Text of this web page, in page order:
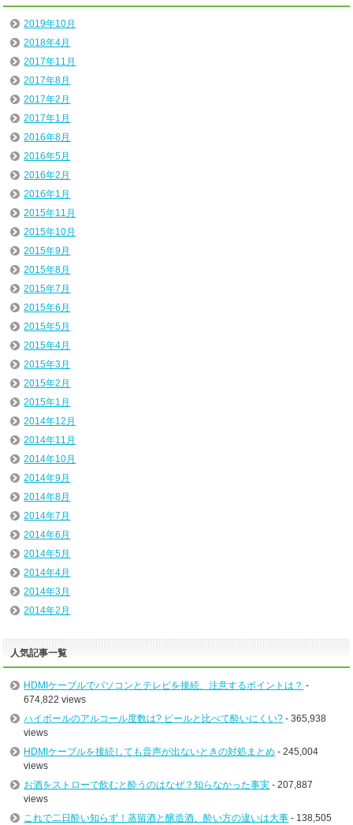
2019年10月
2018年4月
2017年11月
2017年8月
2017年2月
2017年1月
2016年8月
2016年5月
2016年2月
2016年1月
2015年11月
2015年10月
2015年9月
2015年8月
2015年7月
2015年6月
2015年5月
2015年4月
2015年3月
2015年2月
2015年1月
2014年12月
2014年11月
2014年10月
2014年9月
2014年8月
2014年7月
2014年6月
2014年5月
2014年4月
2014年3月
2014年2月
人気記事一覧
HDMIケーブルでパソコンとテレビを接続、注意するポイントは？ -
674,822 views
ハイボールのアルコール度数は? ビールと比べて酔いにくい? - 365,938
views
HDMIケーブルを接続しても音声が出ないときの対処まとめ - 245,004
views
お酒をストローで飲むと酔うのはなぜ？知らなかった事実 - 207,887
views
これで二日酔い知らず！蒸留酒と醸造酒、酔い方の違いは大事 - 138,505